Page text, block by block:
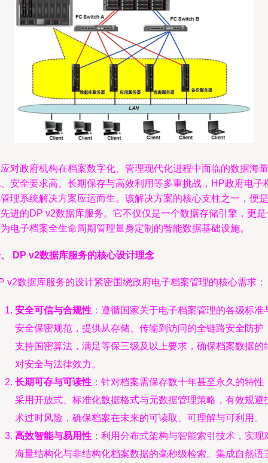
对政府机构在档案数字化、管理现代化进程中面临的数据海量
安全要求高、长期保存与高效利用等多重挑战，HP政府电子
理系统解决方案应运而生。该解决方案的核心支柱之一，便是
进的DP v2数据库服务。它不仅仅是一个数据存储引擎，更是
电子档案全生命周期管理量身定制的智能数据基础设施。
DP v2数据库服务的核心设计理念
v2数据库服务的设计紧密围绕政府电子档案管理的核心需求：
安全可信与合规性 ：遵循国家关于电子档案管理的各级标准
安全保密规范，提供从存储、传输到访问的全链路安全防护
支持国密算法，满足等保三级及以上要求，确保档案数据的
对安全与法律效力。
长期可存与可读性 ：针对档案需保存数十年甚至永久的特性
采用开放式、标准化数据格式与元数据管理策略，有效规避
术过时风险，确保档案在未来的可读取、可理解与可利用。
高效智能与易用性 ：利用分布式架构与智能索引技术，实现
海量结构化与非结构化档案数据的毫秒级检索。集成自然语